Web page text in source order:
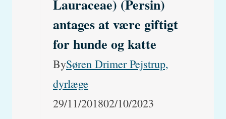
Lauraceae) (Persin)
antages at være giftigt
for hunde og katte
BySøren Drimer Pejstrup,
dyrlæge
29/11/201802/10/2023